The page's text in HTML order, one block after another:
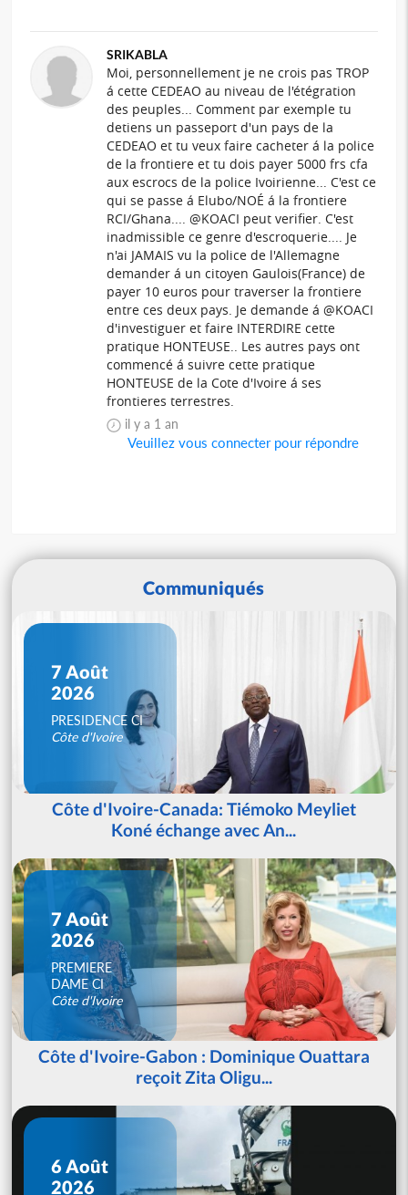
SRIKABLA
Moi, personnellement je ne crois pas TROP
á cette CEDEAO au niveau de l'étégration
des peuples... Comment par exemple tu
detiens un passeport d'un pays de la
CEDEAO et tu veux faire cacheter á la police
de la frontiere et tu dois payer 5000 frs cfa
aux escrocs de la police Ivoirienne... C'est ce
qui se passe á Elubo/NOÉ á la frontiere
RCI/Ghana.... @KOACI peut verifier. C'est
inadmissible ce genre d'escroquerie.... Je
n'ai JAMAIS vu la police de l'Allemagne
demander á un citoyen Gaulois(France) de
payer 10 euros pour traverser la frontiere
entre ces deux pays. Je demande á @KOACI
d'investiguer et faire INTERDIRE cette
pratique HONTEUSE.. Les autres pays ont
commencé á suivre cette pratique
HONTEUSE de la Cote d'Ivoire á ses
frontieres terrestres.
il y a 1 an
Veuillez vous connecter pour répondre
Communiqués
7 Août
2026
PRESIDENCE CI
Côte d'Ivoire
Côte d'Ivoire-Canada: Tiémoko Meyliet
Koné échange avec An...
7 Août
2026
PREMIERE
DAME CI
Côte d'Ivoire
Côte d'Ivoire-Gabon : Dominique Ouattara
reçoit Zita Oligu...
6 Août
2026